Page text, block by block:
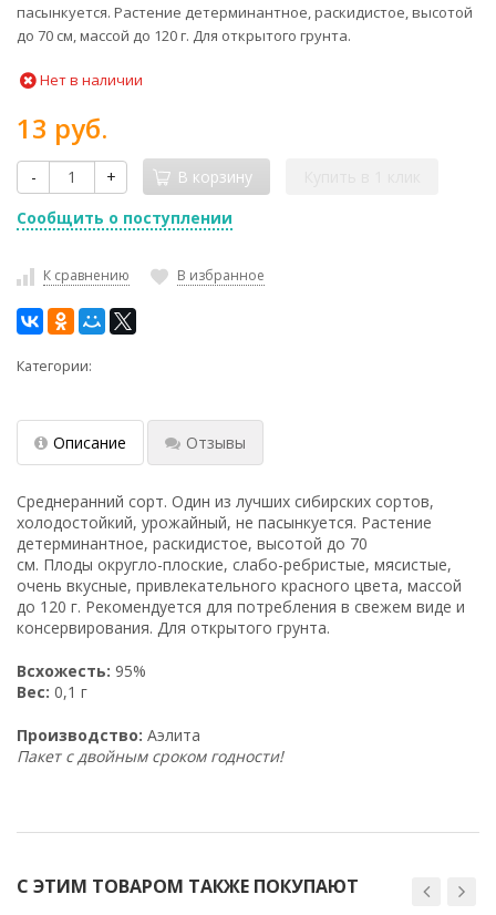
пасынкуется. Растение детерминантное, раскидистое, высотой
до 70 см, массой до 120 г. Для открытого грунта.
Нет в наличии
13 руб.
- + В корзину
Сообщить о поступлении
К сравнению В избранное
Категории:
Описание Отзывы
Среднеранний сорт. Один из лучших сибирских сортов,
холодостойкий, урожайный, не пасынкуется. Растение
детерминантное, раскидистое, высотой до 70
см. Плоды округло-плоские, слабо-ребристые, мясистые,
очень вкусные, привлекательного красного цвета, массой
до 120 г. Рекомендуется для потребления в свежем виде и
консервирования. Для открытого грунта.
Всхожесть: 95%
Вес: 0,1 г
Производство: Аэлита
Пакет с двойным сроком годности!
С ЭТИМ ТОВАРОМ ТАКЖЕ ПОКУПАЮТ